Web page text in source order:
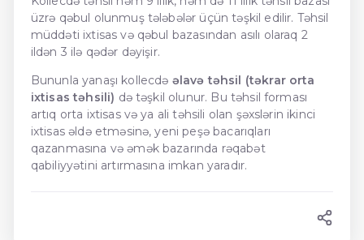
üzrə qəbul olunmuş tələbələr üçün təşkil edilir. Təhsil
müddəti ixtisas və qəbul bazasından asılı olaraq 2
ildən 3 ilə qədər dəyişir.
Bununla yanaşı kollecdə əlavə təhsil (təkrar orta
ixtisas təhsili) də təşkil olunur. Bu təhsil forması
artıq orta ixtisas və ya ali təhsili olan şəxslərin ikinci
ixtisas əldə etməsinə, yeni peşə bacarıqları
qazanmasına və əmək bazarında rəqabət
qabiliyyətini artırmasına imkan yaradır.